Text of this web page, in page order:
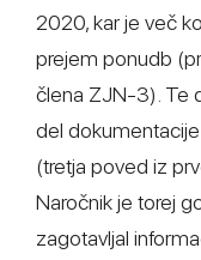
2020, kar je več
prejem ponudb
člena ZJN-3). Te
del
(tretja poved iz
Naročnik je torej
zagotavljal